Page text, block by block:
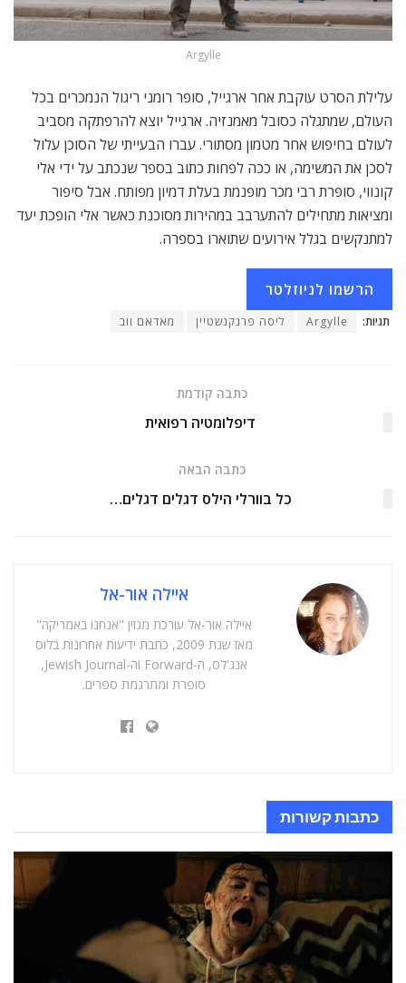
Argylle
עלילת הסרט עוקבת אחר ארגייל, סופר רומני ריגול הנמכרים בכל
העולם, שמתגלה כסובל מאמנזיה. ארגייל יוצא להרפתקה מסביב
לעולם בחיפוש אחר מטמון מסתורי. עברו הבעייתי של הסוכן עלול
לסכן את המשימה, או ככה לפחות כתוב בספר שנכתב על ידי אלי
קונווי, סופרת רבי מכר מופנמת בעלת דמיון מפותח. אבל סיפור
ומציאות מתחילים להתערבב במהירות מסוכנת כאשר אלי הופכת יעד
למתנקשים בגלל אירועים שתוארו בספרה.
הרשמו לניוזלטר
תגיות: Argylle ליסה פרנקנשטיין מאדאם ווב
כתבה קודמת
דיפלומטיה רפואית
כתבה הבאה
כל בוורלי הילס דגלים דגלים…
איילה אור-אל
איילה אור-אל עורכת מגזין "אנחנו באמריקה"
מאז שנת 2009, כתבת ידיעות אחרונות בלוס
אנג'לס, ה-Forward וה-Jewish Journal,
סופרת ומתרגמת ספרים.
כתבותקשורות